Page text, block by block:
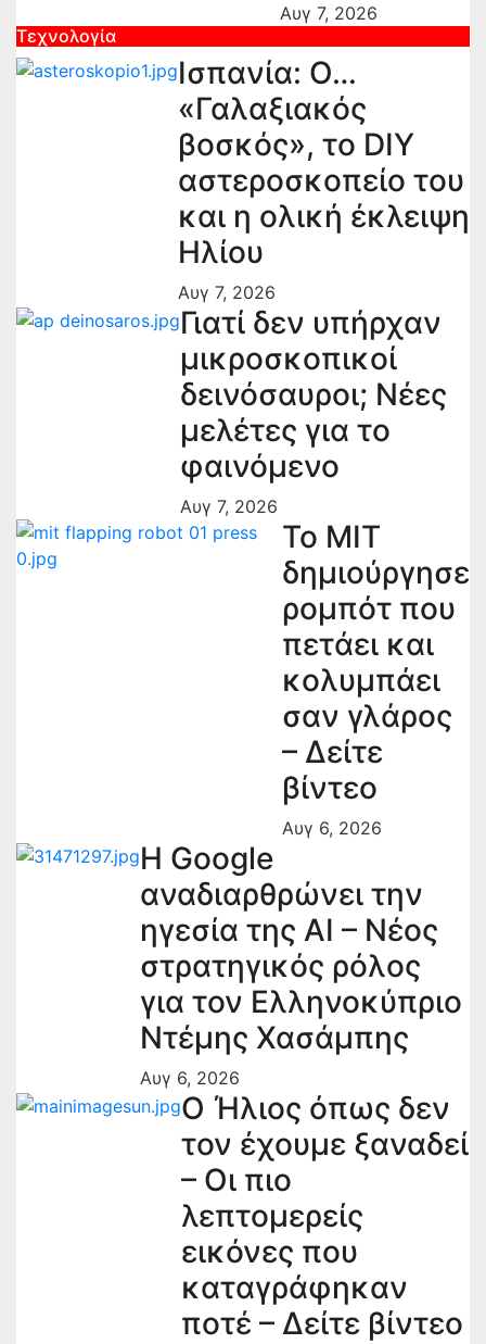
Αυγ 7, 2026
Τεχνολογία
Ισπανία: Ο…
«Γαλαξιακός
βοσκός», το DIY
αστεροσκοπείο του
και η ολική έκλειψη
Ηλίου
Αυγ 7, 2026
Γιατί δεν υπήρχαν
μικροσκοπικοί
δεινόσαυροι; Νέες
μελέτες για το
φαινόμενο
Αυγ 7, 2026
Το MIT
δημιούργησε
ρομπότ που
πετάει και
κολυμπάει
σαν γλάρος
– Δείτε
βίντεο
Αυγ 6, 2026
Η Google
αναδιαρθρώνει την
ηγεσία της AI – Νέος
στρατηγικός ρόλος
για τον Ελληνοκύπριο
Ντέμης Χασάμπης
Αυγ 6, 2026
Ο Ήλιος όπως δεν
τον έχουμε ξαναδεί
– Οι πιο
λεπτομερείς
εικόνες που
καταγράφηκαν
ποτέ – Δείτε βίντεο